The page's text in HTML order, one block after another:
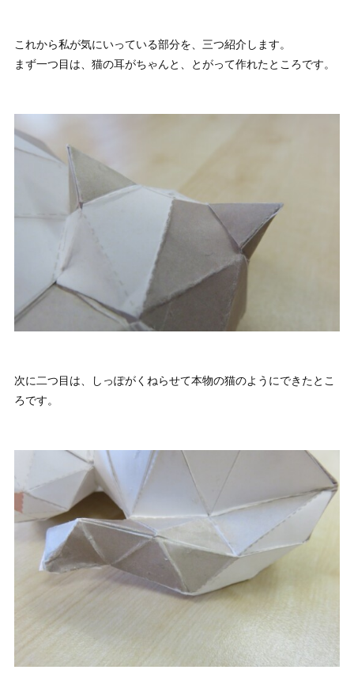
これから私が気にいっている部分を、三つ紹介します。
まず一つ目は、猫の耳がちゃんと、とがって作れたところです。
次に二つ目は、しっぽがくねらせて本物の猫のようにできたとこ
ろです。